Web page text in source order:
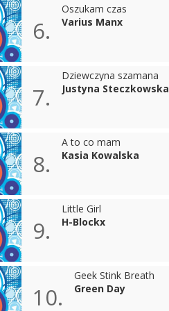
6.
Oszukam czas
Varius Manx
7.
Dziewczyna szamana
Justyna Steczkowska
8.
A to co mam
Kasia Kowalska
9.
Little Girl
H-Blockx
10.
Geek Stink Breath
Green Day